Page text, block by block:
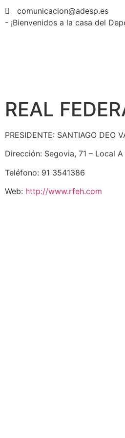
comunicacion@adesp.es
- ¡Bienvenidos a la casa del
REAL
PRESIDENTE: SANTIAGO DEO
Dirección: Segovia, 71 – Local
Teléfono: 91 3541386
Web: http://www.rfeh.com